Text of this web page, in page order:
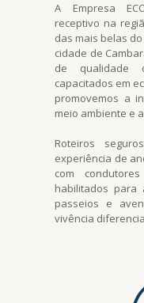
A Empresa
receptivo na
das mais belas
cidade de
de qualidade
capacitados em
promovemos a
meio ambiente e
Roteiros
experiência de
com
habilitados para
passeios e
vivência